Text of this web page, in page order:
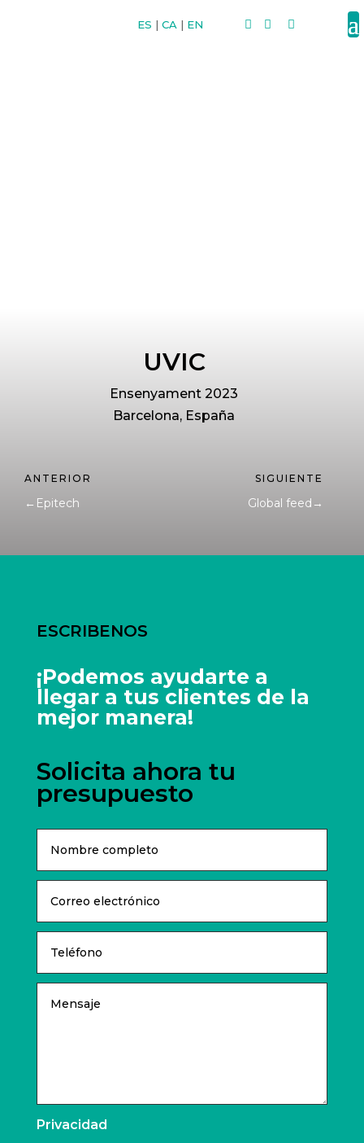
  
ES | CA | EN
UVIC
Ensenyament 2023
Barcelona, España
← Epitech Global feed →
ESCRIBENOS
¡Podemos ayudarte a
llegar a tus clientes de la
mejor manera!
Solicita ahora tu
presupuesto
Privacidad